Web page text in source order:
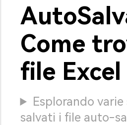
Come
file Excel
Esplorando
salvati i file auto-